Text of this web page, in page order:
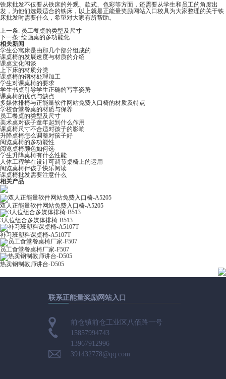
铁床批发不仅要从铁床的外观、款式、色彩等方面，还需要从学生和员工的角度出
发，为他们选最适合的铁床，以上就是正能量奖励网站入口校具为大家整理的关于铁
床批发时需要什么，希望对大家有所帮助。
上一条: 员工餐桌的类型及尺寸
下一条: 绘画桌的多功能化
相关新闻
学生公寓床是由那几个部分组成的
课桌椅的发展速度与材质的介绍
课桌文化闲谈
上下床的材质分类
课桌椅的钢材处理加工
学生对课桌椅的要求
学生书桌引导学生正确的写字姿势
课桌椅的优点与缺点
多媒体排椅与正能量软件网站免费入口椅的材质及特点
学校食堂餐桌的材质与保养
员工餐桌的类型及尺寸
美术桌对孩子童年起到什么作用
课桌椅尺寸不合适对孩子的影响
升降桌椅怎么调整对孩子好
阅览桌椅的多功能性
阅览桌椅颜色如何选
学生升降桌椅有什么性能
人体工程学在设计可调节桌椅上的运用
阅览桌椅伴孩子快乐阅读
课桌椅批发需要注意什么
相关产品
双人正能量软件网站免费入口椅-A5205
3人位组合多媒体排椅-B513
补习班塑料课桌椅-A5107T
员工食堂餐桌椅厂家-F507
热卖钢制教师讲台-D505
联系正能量奖励网站入口
前仓镇前仓工业区八佰路一号
15857994743
13967912996
391432778@qq.com